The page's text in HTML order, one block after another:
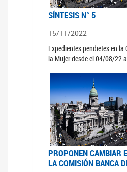
SÍNTESIS N° 5
15/11/2022
Expedientes pendietes en
la Mujer desde el 04/08/22
PROPONEN CAMBIAR
LA COMISIÓN BANCA